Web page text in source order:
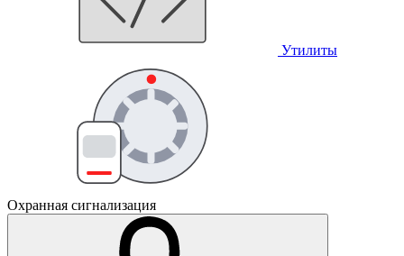
Утилиты
Охранная сигнализация